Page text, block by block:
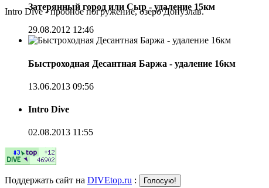
Intro Dive - пробное погружение, озеро Донузлав.
Затерянный город или Сыр - удаление 15км
29.08.2012 12:46
Быстроходная Десантная Баржа - удаление 16км
13.06.2013 09:56
Intro Dive
02.08.2013 11:55
Поддержать сайт на DIVEtop.ru :